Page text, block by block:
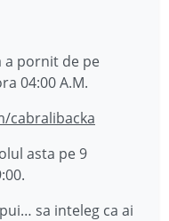
a pornit de pe
04:00 A.M.
cabralibacka
asta pe 9
sa inteleg ca ai